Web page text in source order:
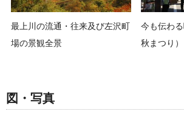
最上川の流通・往来及び左沢町
場の景観全景
今も伝わ
秋まつり）
図・写真